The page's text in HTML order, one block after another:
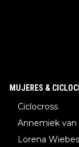
MUJERES &
Ciclocross
Annemiek van
Lorena Wiebes